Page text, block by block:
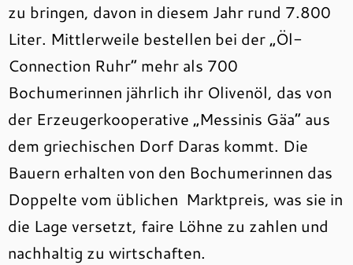
zu bringen, davon in diesem Jahr rund 7.800
Liter. Mittlerweile bestellen bei der „Öl-
Connection Ruhr“ mehr als 700
Bochumerinnen jährlich ihr Olivenöl, das von
der Erzeugerkooperative „Messinis Gäa“ aus
dem griechischen Dorf Daras kommt. Die
Bauern erhalten von den Bochumerinnen das
Doppelte vom üblichen Marktpreis, was sie in
die Lage versetzt, faire Löhne zu zahlen und
nachhaltig zu wirtschaften.